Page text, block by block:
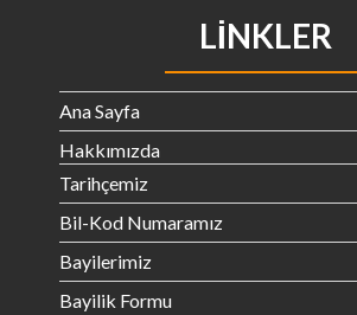
LINKLER
Ana Sayfa
Hakkımızda
Tarihçemiz
Bil-Kod Numaramız
Bayilerimiz
Bayilik Formu